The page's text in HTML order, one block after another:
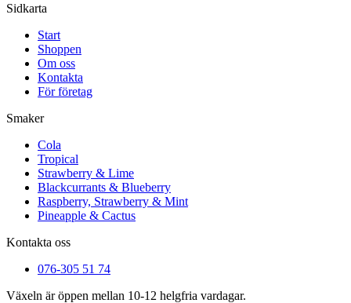
Sidkarta
Start
Shoppen
Om oss
Kontakta
För företag
Smaker
Cola
Tropical
Strawberry & Lime
Blackcurrants & Blueberry
Raspberry, Strawberry & Mint
Pineapple & Cactus
Kontakta oss
076-305 51 74
Växeln är öppen mellan 10-12 helgfria vardagar.